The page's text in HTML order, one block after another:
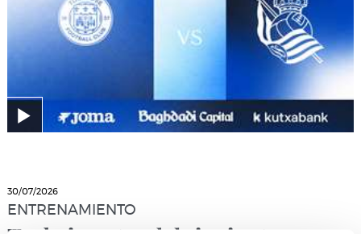
30/07/2026
ENTRENAMIENTO